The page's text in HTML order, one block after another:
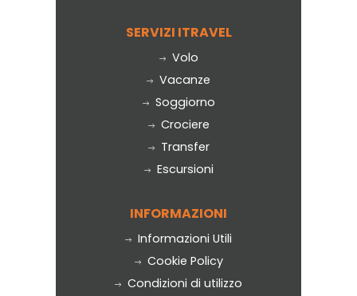
SERVIZI ITRAVEL
Volo
Vacanze
Soggiorno
Crociere
Transfer
Escursioni
INFORMAZIONI
Informazioni Utili
Cookie Policy
Condizioni di utilizzo